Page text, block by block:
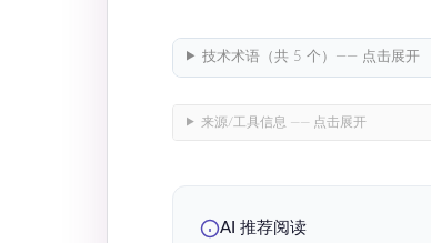
技术术语（共 5 个）—— 点击展开
来源/工具信息 —— 点击展开
AI 推荐阅读